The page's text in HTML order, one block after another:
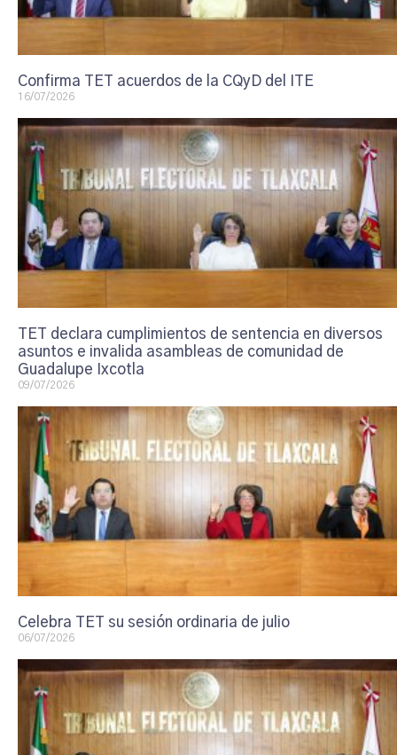
Confirma TET acuerdos de la CQyD del ITE
16/07/2026
TET declara cumplimientos de sentencia en diversos
asuntos e invalida asambleas de comunidad de
Guadalupe Ixcotla
09/07/2026
Celebra TET su sesión ordinaria de julio
06/07/2026